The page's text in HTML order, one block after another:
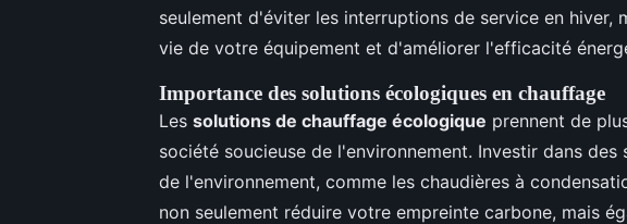
seulement d'éviter les interruptions de service en hiver,
vie de votre équipement et d'améliorer l'efficacité
Importance des solutions écologiques en chauffage
Les solutions de chauffage écologique prennent de
société soucieuse de l'environnement. Investir dans
de l'environnement, comme les chaudières à
non seulement réduire votre empreinte carbone, mais